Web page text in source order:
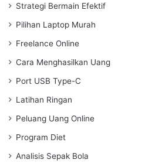
Strategi Bermain Efektif
Pilihan Laptop Murah
Freelance Online
Cara Menghasilkan Uang
Port USB Type-C
Latihan Ringan
Peluang Uang Online
Program Diet
Analisis Sepak Bola